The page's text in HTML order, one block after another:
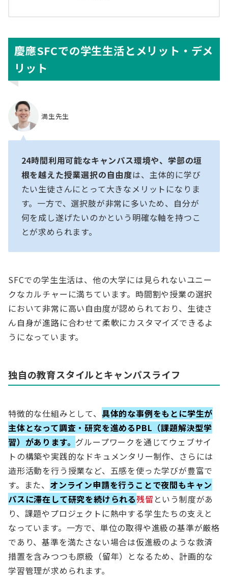
慶應SFCでの学生生活とメリット・デメ
リット
満生先生
24時間利用可能なキャンパス環境や、学部の垣
根を越えた授業選択の自由度は、主体的に学び
たい生徒さんにとって大きなメリットになりま
す。一方で、選択肢が非常に多いため、自分が
何を成し遂げたいのかという明確な軸を持つこ
とが求められます。
SFCでの学生生活は、他の大学には見られないユニー
クなカルチャーに満ちています。時間割や授業の選択
において非常に高い自由度が認められており、生徒さ
ん自身が進路に合わせて柔軟にカスタマイズできるよ
うになっています。
独自の教育スタイルとキャンパスライフ
特徴的な仕組みとして、 具体的な事例をもとに学生が
主体となって調査・研究を進めるPBL（課題解決型学
習）があります。 グループワークを通じてウェブサイ
トの構築や実践的なドキュメンタリー制作、さらには
造形活動を行う授業など、五感を使った学びが豊富で
す。また、 オンライン申請を行うことで夜間もキャン
パスに滞在して研究を続けられる残留 という制度があ
り、課題やプロジェクトに熱中する学生たちの支えと
なっています。一方で、単位の取得や進級の基準が厳格
であり、基準を満たさない場合は仮進級のような救済
措置を含みつつも原級（留年）となるため、計画的な
学習管理が求められます。